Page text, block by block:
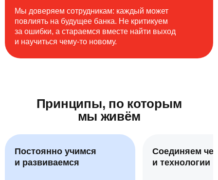
Мы доверяем сотрудникам: каждый может
повлиять на будущее банка. Не критикуем
за ошибки, а стараемся вместе найти выход
и научиться чему-то новому.
Принципы, по которым
мы живём
Постоянно учимся
и развиваемся
Соединяем
и технологии